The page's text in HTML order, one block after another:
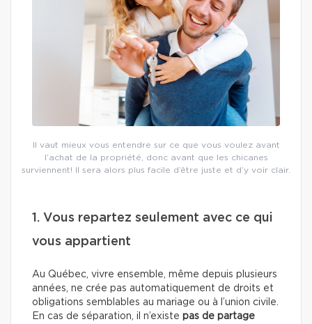
Il vaut mieux vous entendre sur ce que vous voulez avant
l’achat de la propriété, donc avant que les chicanes
surviennent! Il sera alors plus facile d’être juste et d’y voir clair.
1. Vous repartez seulement avec ce qui
vous appartient
Au Québec, vivre ensemble, même depuis plusieurs
années, ne crée pas automatiquement de droits et
obligations semblables au mariage ou à l’union civile.
En cas de séparation, il n’existe pas de partage